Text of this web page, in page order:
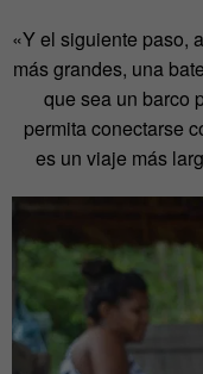
«Y el siguiente paso,
más grandes, una
que sea un barco
permita conectarse
es un viaje más